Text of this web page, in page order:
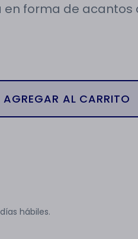
forma de acantos
AGREGAR AL CARRITO
hábiles.